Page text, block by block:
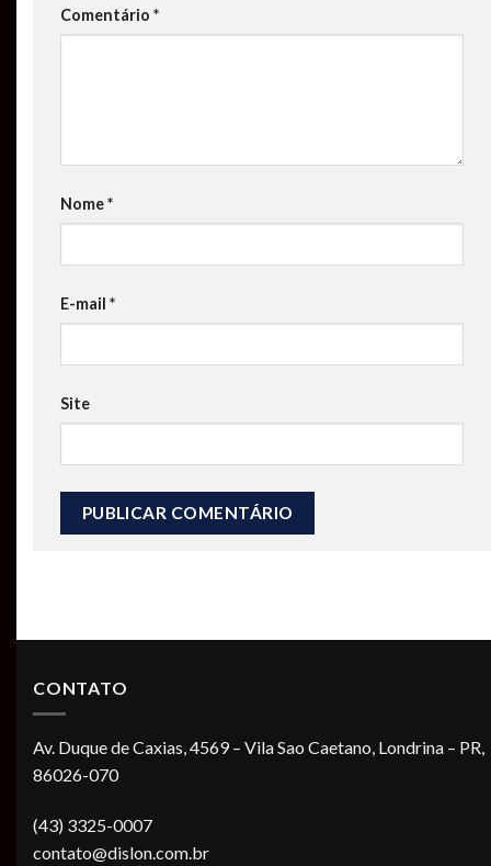
Comentário *
Nome*
E-mail *
Site
CONTATO
Av. Duque de Caxias, 4569 – Vila Sao Caetano, Londrina – PR,
86026-070
(43) 3325-0007
contato@dislon.com.br